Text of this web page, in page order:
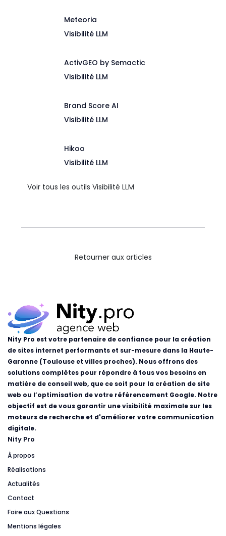
Meteoria
Visibilité LLM
ActivGEO by Semactic
Visibilité LLM
Brand Score AI
Visibilité LLM
Hikoo
Visibilité LLM
Voir tous les outils Visibilité LLM
Retourner aux articles
Nity Pro est votre partenaire de confiance pour la création
de sites internet performants et sur-mesure dans la Haute-
Garonne (Toulouse et villes proches). Nous offrons des
solutions complètes pour répondre à tous vos besoins en
matière de conseil web, que ce soit pour la création de site
web ou l’optimisation de votre référencement Google. Notre
objectif est de vous garantir une visibilité maximale sur les
moteurs de recherche et d'améliorer votre communication
digitale.
Nity Pro
À propos
Réalisations
Actualités
Contact
Foire aux Questions
Mentions légales